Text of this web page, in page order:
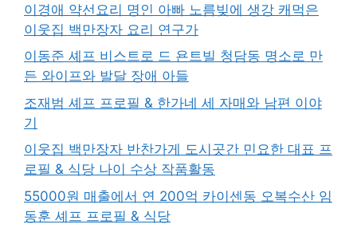
이경애 약선요리 명인 아빠 노름빚에 생강 캐먹은
이웃집 백만장자 요리 연구가
이동준 셰프 비스트로 드 욘트빌 청담동 명소로 만
든 와이프와 발달 장애 아들
조재범 셰프 프로필 & 한가네 세 자매와 남편 이야
기
이웃집 백만장자 반찬가게 도시곳간 민요한 대표 프
로필 & 식당 나이 수상 작품활동
55000원 매출에서 연 200억 카이센동 오복수산 임
동훈 셰프 프로필 & 식당